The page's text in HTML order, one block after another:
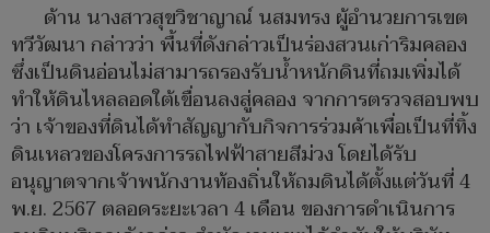
ด้าน นางสาวสุขวิชาญาณ์ นสมทรง ผู้อำนวยการเขต
ทวีวัฒนา กล่าวว่า พื้นที่ดังกล่าวเป็นร่องสวนเก่าริมคลอง
ซึ่งเป็นดินอ่อนไม่สามารถรองรับน้ำหนักดินที่ถมเพิ่มได้
ทำให้ดินไหลลอดใต้เขื่อนลงสู่คลอง จากการตรวจสอบพบ
ว่า เจ้าของที่ดินได้ทำสัญญากับกิจการร่วมค้าเพื่อเป็นที่ทิ้ง
ดินเหลวของโครงการรถไฟฟ้าสายสีม่วง โดยได้รับ
อนุญาตจากเจ้าพนักงานท้องถิ่นให้ถมดินได้ตั้งแต่วันที่ 4
พ.ย. 2567 ตลอดระยะเวลา 4 เดือน ของการดำเนินการ